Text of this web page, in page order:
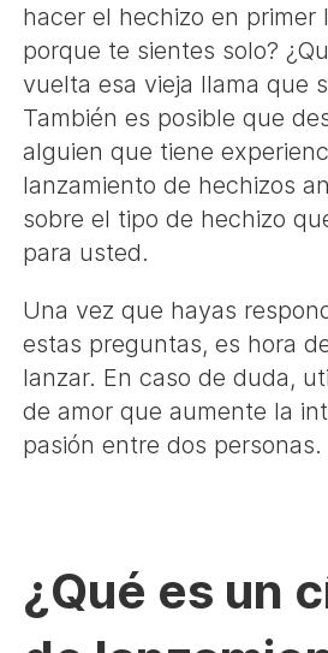
hacer el hechizo en primer
porque te sientes solo?
vuelta esa vieja llama que
También es posible que
alguien que tiene
lanzamiento de hechizos
sobre el tipo de hechizo
para usted.
Una vez que hayas
estas preguntas, es hora
lanzar. En caso de duda,
de amor que aumente la
pasión entre dos personas.
¿Qué es un